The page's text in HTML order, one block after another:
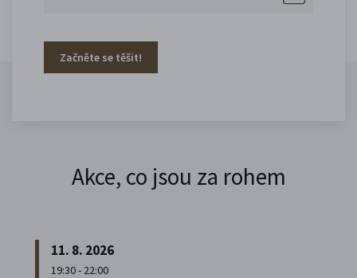
Začněte se těšit!
Akce, co jsou za rohem
11. 8. 2026
19:30 - 22:00